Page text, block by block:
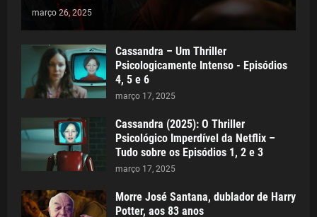
março 26, 2025
Cassandra – Um Thriller
Psicologicamente Intenso - Episódios
4, 5 e 6
março 17, 2025
Cassandra (2025): O Thriller
Psicológico Imperdível da Netflix –
Tudo sobre os Episódios 1, 2 e 3
março 17, 2025
Morre José Santana, dublador de Harry
Potter, aos 83 anos